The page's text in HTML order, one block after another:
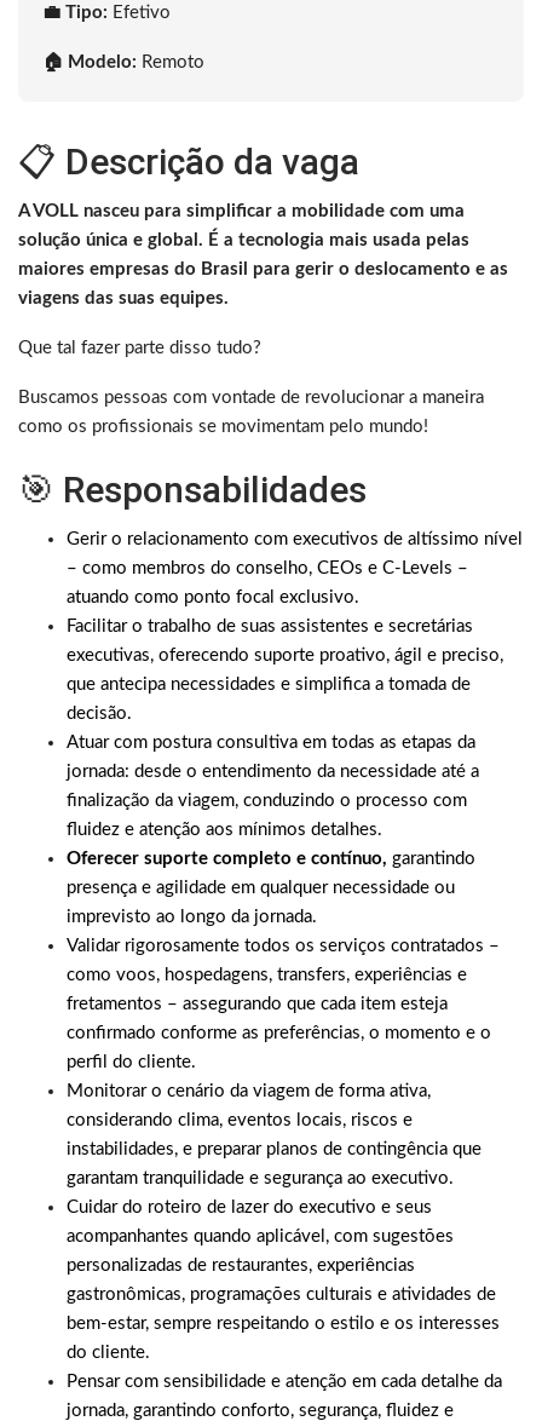
💼 Tipo: Efetivo
🏠 Modelo: Remoto
📋 Descrição da vaga
A VOLL nasceu para simplificar a mobilidade com uma
solução única e global. É a tecnologia mais usada pelas
maiores empresas do Brasil para gerir o deslocamento e as
viagens das suas equipes.
Que tal fazer parte disso tudo?
Buscamos pessoas com vontade de revolucionar a maneira
como os profissionais se movimentam pelo mundo!
🎯 Responsabilidades
Gerir o relacionamento com executivos de altíssimo nível
– como membros do conselho, CEOs e C-Levels –
atuando como ponto focal exclusivo.
Facilitar o trabalho de suas assistentes e secretárias
executivas, oferecendo suporte proativo, ágil e preciso,
que antecipa necessidades e simplifica a tomada de
decisão.
Atuar com postura consultiva em todas as etapas da
jornada: desde o entendimento da necessidade até a
finalização da viagem, conduzindo o processo com
fluidez e atenção aos mínimos detalhes.
Oferecer suporte completo e contínuo, garantindo
presença e agilidade em qualquer necessidade ou
imprevisto ao longo da jornada.
Validar rigorosamente todos os serviços contratados –
como voos, hospedagens, transfers, experiências e
fretamentos – assegurando que cada item esteja
confirmado conforme as preferências, o momento e o
perfil do cliente.
Monitorar o cenário da viagem de forma ativa,
considerando clima, eventos locais, riscos e
instabilidades, e preparar planos de contingência que
garantam tranquilidade e segurança ao executivo.
Cuidar do roteiro de lazer do executivo e seus
acompanhantes quando aplicável, com sugestões
personalizadas de restaurantes, experiências
gastronômicas, programações culturais e atividades de
bem-estar, sempre respeitando o estilo e os interesses
do cliente.
Pensar com sensibilidade e atenção em cada detalhe da
jornada, garantindo conforto, segurança, fluidez e